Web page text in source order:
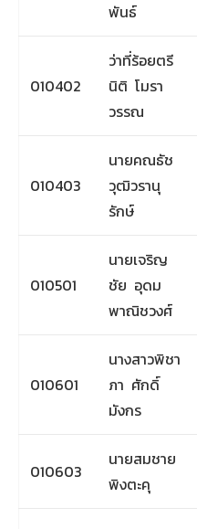
พันธ์
010402
ว่าที่ร้อยตรี
นิติ โมรา
วรรณ
010403
นายคณธัช
วุฒิวรานุ
รักษ์
010501
นายเจริญ
ชัย อุดม
พาณิชวงศ์
010601
นางสาวพิชา
ภา ศักดิ์
มังกร
010603
นายสมชาย
พิงตะคุ